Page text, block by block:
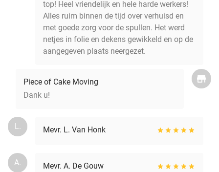
top! Heel vriendelijk en hele harde werkers!
Alles ruim binnen de tijd over verhuisd en
met goede zorg voor de spullen. Het werd
netjes in folie en dekens gewikkeld en op de
aangegeven plaats neergezet.
Piece of Cake Moving
Dank u!
L. Mevr. L. Van Honk
A.
Mevr. A. De Gouw